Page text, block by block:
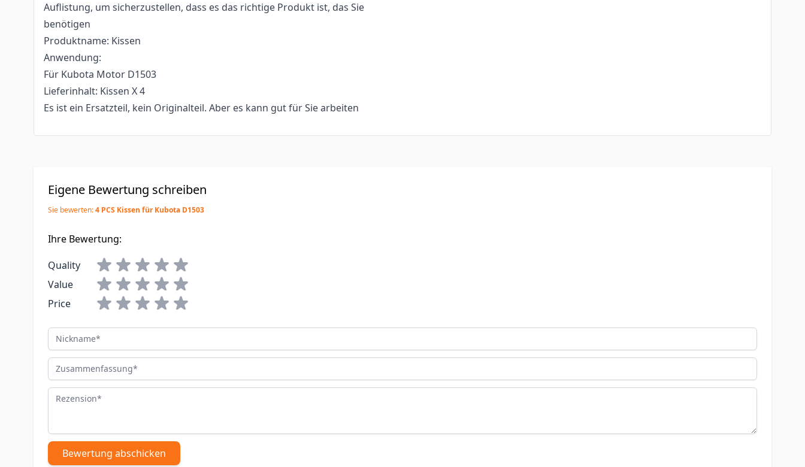
Auflistung, um sicherzustellen, dass es das richtige Produkt ist, das Sie
benötigen
Produktname: Kissen
Anwendung:
Für Kubota Motor D1503
Lieferinhalt: Kissen X 4
Es ist ein Ersatzteil, kein Originalteil. Aber es kann gut für Sie arbeiten
Eigene Bewertung schreiben
Sie bewerten:4 PCS Kissen für Kubota D1503
Ihre Bewertung:
Quality
Value
Price
Nickname
Zusammenfassung
Rezension
Bewertung abschicken